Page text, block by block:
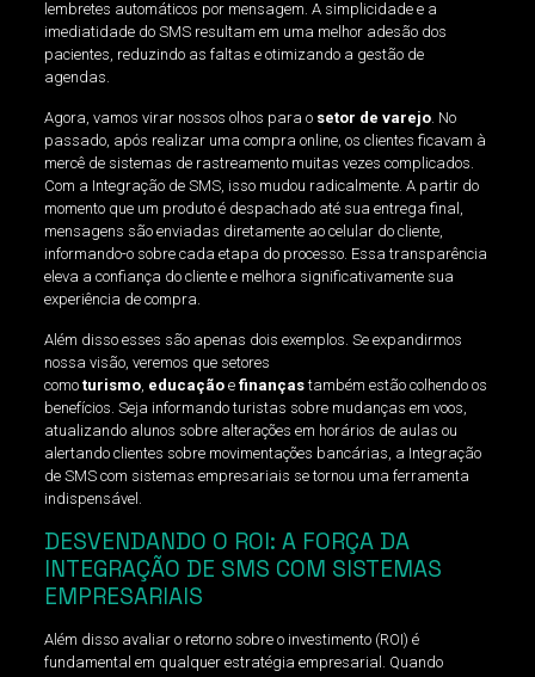
lembretes automáticos por mensagem. A simplicidade e a
imediatidade do SMS resultam em uma melhor adesão dos
pacientes, reduzindo as faltas e otimizando a gestão de
agendas.
Agora, vamos virar nossos olhos para o setor de varejo. No
passado, após realizar uma compra online, os clientes ficavam à
mercê de sistemas de rastreamento muitas vezes complicados.
Com a Integração de SMS, isso mudou radicalmente. A partir do
momento que um produto é despachado até sua entrega final,
mensagens são enviadas diretamente ao celular do cliente,
informando-o sobre cada etapa do processo. Essa transparência
eleva a confiança do cliente e melhora significativamente sua
experiência de compra.
Além disso esses são apenas dois exemplos. Se expandirmos
nossa visão, veremos que setores
como turismo, educaçãoe finançastambém estão colhendo os
benefícios. Seja informando turistas sobre mudanças em voos,
atualizando alunos sobre alterações em horários de aulas ou
alertando clientes sobre movimentações bancárias, a Integração
de SMS com sistemas empresariais se tornou uma ferramenta
indispensável.
DESVENDANDO O ROI: A FORÇA DA
INTEGRAÇÃO DE SMS COM SISTEMAS
EMPRESARIAIS
Além disso avaliar o retorno sobre o investimento (ROI) é
fundamental em qualquer estratégia empresarial. Quando